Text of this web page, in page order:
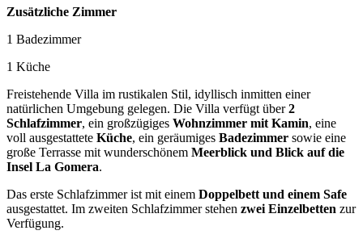
Zusätzliche Zimmer
1 Badezimmer
1 Küche
Freistehende Villa im rustikalen Stil, idyllisch inmitten einer
natürlichen Umgebung gelegen. Die Villa verfügt über2
Schlafzimmer, ein großzügiges Wohnzimmer mit Kamin, eine
voll ausgestattete Küche, ein geräumiges Badezimmer sowie eine
große Terrasse mit wunderschönem Meerblick und Blick auf die
Insel La Gomera.
Das erste Schlafzimmer ist mit einem Doppelbett und einem Safe
ausgestattet. Im zweiten Schlafzimmer stehen zwei Einzelbetten zur
Verfügung.